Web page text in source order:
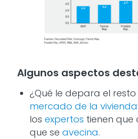
Algunos aspectos
¿Qué le depara el
mercado de la vivienda
los expertos tienen que
que se avecina.